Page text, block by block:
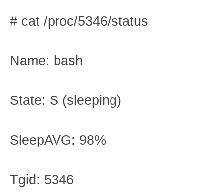
# cat /proc/5346/status
Name: bash
State: S (sleeping)
SleepAVG: 98%
Tgid: 5346